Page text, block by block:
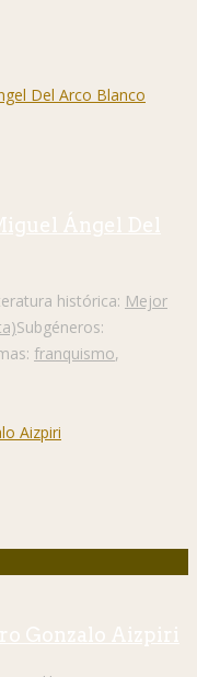
Ángel Del
histórica: Mejor
Subgéneros:
franquismo,
Gonzalo Aizpiri